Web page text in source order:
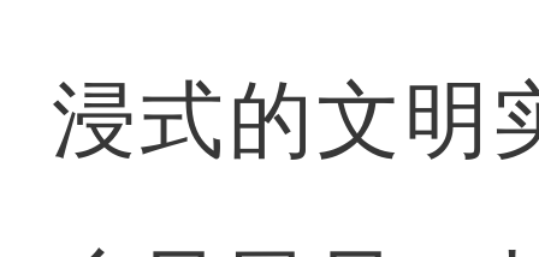
浸式的文明